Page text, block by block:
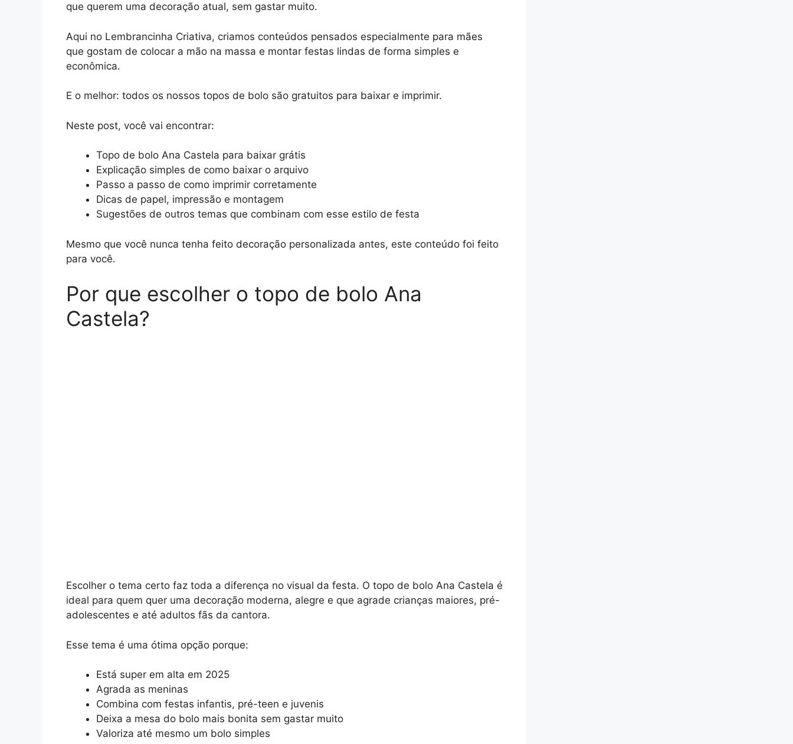
que querem uma decoração atual, sem gastar muito.
Aqui no Lembrancinha Criativa, criamos conteúdos pensados especialmente para mães
que gostam de colocar a mão na massa e montar festas lindas de forma simples e
econômica.
E o melhor: todos os nossos topos de bolo são gratuitos para baixar e imprimir.
Neste post, você vai encontrar:
Topo de bolo Ana Castela para baixar grátis
Explicação simples de como baixar o arquivo
Passo a passo de como imprimir corretamente
Dicas de papel, impressão e montagem
Sugestões de outros temas que combinam com esse estilo de festa
Mesmo que você nunca tenha feito decoração personalizada antes, este conteúdo foi feito
para você.
Por que escolher o topo de bolo Ana
Castela?
Escolher o tema certo faz toda a diferença no visual da festa. O topo de bolo Ana Castela é
ideal para quem quer uma decoração moderna, alegre e que agrade crianças maiores, pré-
adolescentes e até adultos fãs da cantora.
Esse tema é uma ótima opção porque:
Está super em alta em 2025
Agrada as meninas
Combina com festas infantis, pré-teen e juvenis
Deixa a mesa do bolo mais bonita sem gastar muito
Valoriza até mesmo um bolo simples